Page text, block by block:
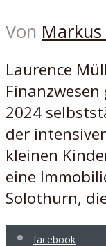
Von
Laurence
2024
der
kleinen
eine
Solothurn,
facebook